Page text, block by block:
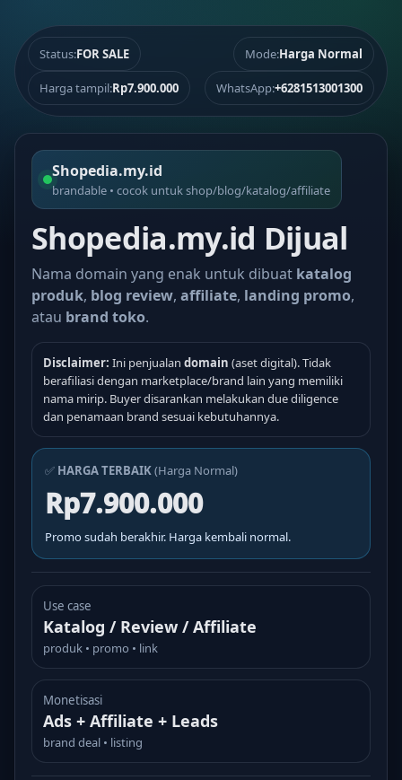
Status:FOR SALE Mode:Harga Normal
Harga tampil:Rp7.900.000 WhatsApp:+6281513001300
Shopedia.my.id
brandable • cocok untuk shop/blog/katalog/affiliate
Shopedia.my.id Dijual
Nama domain yang enak untuk dibuat katalog
produk, blog review, affiliate, landing promo,
atau brand toko.
Disclaimer: Ini penjualan domain (aset digital). Tidak
berafiliasi dengan marketplace/brand lain yang memiliki
nama mirip. Buyer disarankan melakukan due diligence
dan penamaan brand sesuai kebutuhannya.
✅ HARGA TERBAIK(Harga Normal)
Rp7.900.000
Promo sudah berakhir. Harga kembali normal.
Use case
Katalog / Review / Affiliate
produk • promo • link
Monetisasi
Ads + Affiliate + Leads
brand deal • listing